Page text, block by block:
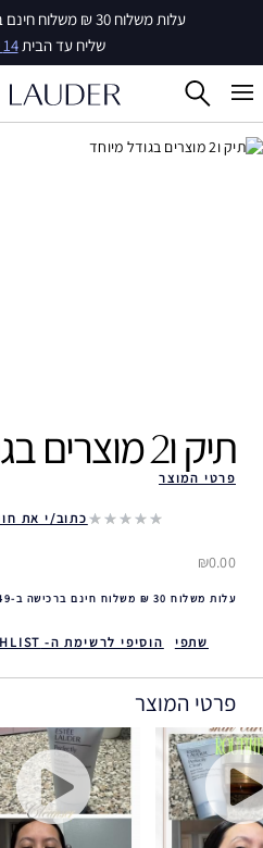
שליח עד הבית14 ימי עסקים*
תיק ו2 מוצרים בגודל מיוחד ‎
פרטי המוצר
כתוב/י את
₪0.00
עלות משלוח 30 ₪ משלוח חינם ברכישה ב-249 ₪ ומעלה & החזרות חינם
שתפי הוסיפי לרשימת ה- WISHLIST
פרטי המוצר